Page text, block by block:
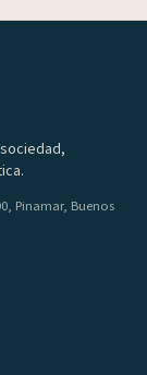
Pinamar, Buenos